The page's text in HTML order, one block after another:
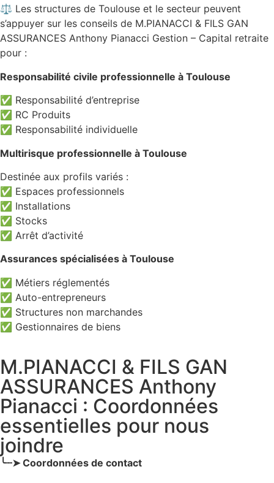
⚖️ Les structures de Toulouse et le secteur peuvent
s’appuyer sur les conseils de M.PIANACCI & FILS GAN
ASSURANCES Anthony Pianacci Gestion – Capital retraite
pour :
Responsabilité civile professionnelle à Toulouse
✅ Responsabilité d’entreprise
✅ RC Produits
✅ Responsabilité individuelle
Multirisque professionnelle à Toulouse
Destinée aux profils variés :
✅ Espaces professionnels
✅ Installations
✅ Stocks
✅ Arrêt d’activité
Assurances spécialisées à Toulouse
✅ Métiers réglementés
✅ Auto-entrepreneurs
✅ Structures non marchandes
✅ Gestionnaires de biens
M.PIANACCI & FILS GAN
ASSURANCES Anthony
Pianacci : Coordonnées
essentielles pour nous
joindre
╰┈➤ Coordonnées de contact